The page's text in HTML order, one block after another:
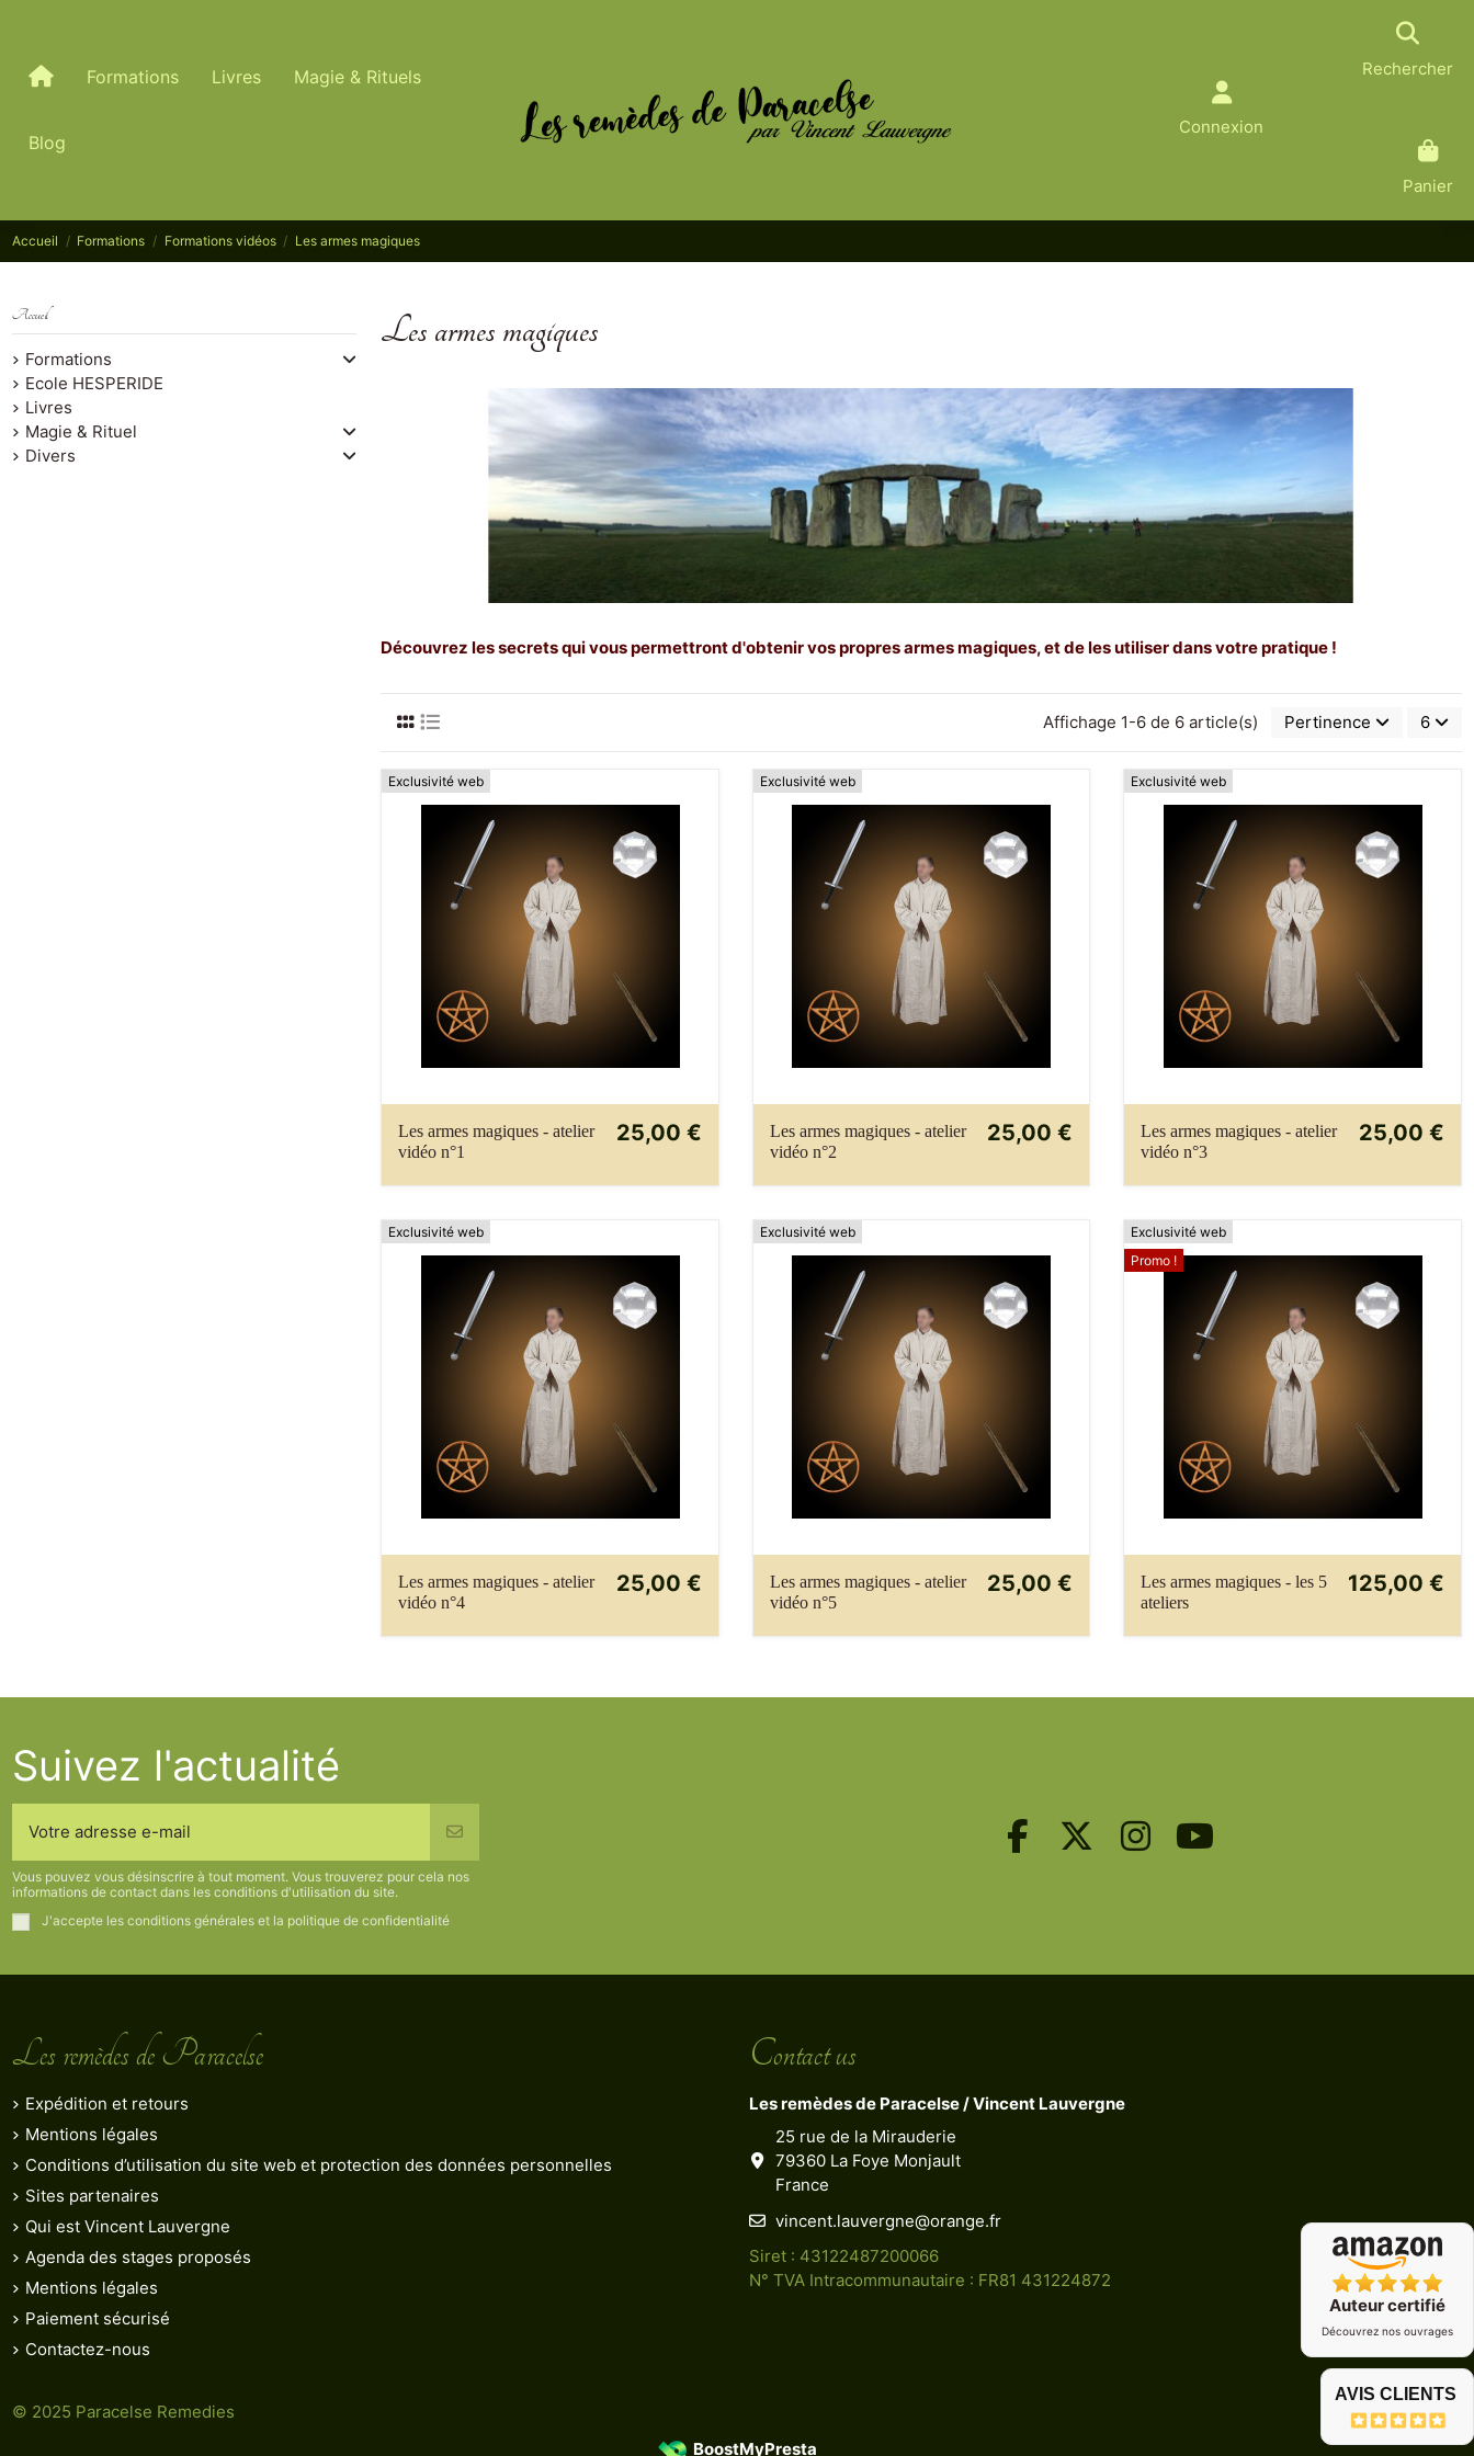
Formations Livres Magie & Rituels
Blog
Rechercher
Connexion
Panier
Accueil Formations Formations vidéos Les armes magiques
Les armes magiques
Découvrez les secrets qui vous permettront d'obtenir vos propres armes magiques, et de les utiliser dans votre pratique !
Affichage 1-6 de 6 article(s) Pertinence 6
Exclusivité web
Les armes magiques - atelier
vidéo n°1
25,00 €
Exclusivité web
Les armes magiques - atelier
vidéo n°2
25,00 €
Exclusivité web
Les armes magiques - atelier
vidéo n°3
25,00 €
Exclusivité web
Les armes magiques - atelier
vidéo n°4
25,00 €
Exclusivité web
Les armes magiques - atelier
vidéo n°5
25,00 €
Exclusivité web
Promo !
Les armes magiques - les 5
ateliers
125,00 €
Accueil
Formations
Ecole HESPERIDE
Livres
Magie & Rituel
Divers
Auteur certifié
Découvrez nos ouvrages
Suivez l'actualité
Vous pouvez vous désinscrire à tout moment. Vous trouverez pour cela nos
informations de contact dans les conditions d'utilisation du site.
J'accepte les conditions générales et la politique de confidentialité
Les remèdes de Paracelse
Expédition et retours
Mentions légales
Conditions d’utilisation du site web et protection des données personnelles
Sites partenaires
Qui est Vincent Lauvergne
Agenda des stages proposés
Mentions légales
Paiement sécurisé
Contactez-nous
Contact us
Les remèdes de Paracelse / Vincent Lauvergne
25 rue de la Mirauderie
79360 La Foye Monjault
France
vincent.lauvergne@orange.fr
Siret : 43122487200066
N° TVA Intracommunautaire : FR81 431224872
AVIS CLIENTS
© 2025 Paracelse Remedies
BoostMyPresta